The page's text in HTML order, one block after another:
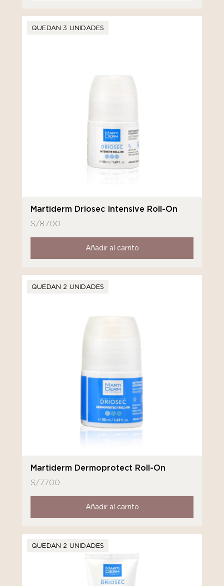
QUEDAN 3 UNIDADES
Martiderm Driosec Intensive Roll-On
S/87.00
Añadir al carrito
QUEDAN 2 UNIDADES
Martiderm Dermoprotect Roll-On
S/77.00
Añadir al carrito
QUEDAN 2 UNIDADES